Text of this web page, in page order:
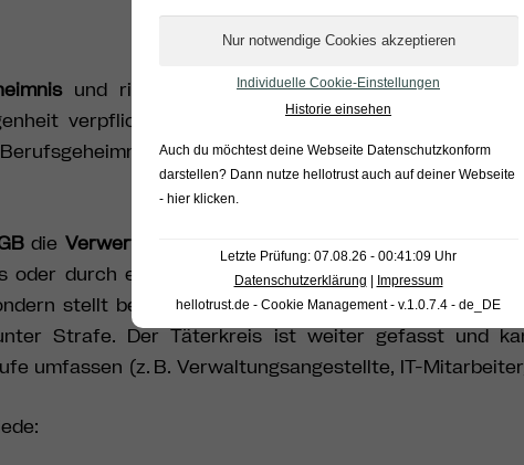
und richtet sich ausschließlich an Personen,
verpflichtet sind. Die Norm stellt die unbefugte
(z. B. Ärzt:innen, Anwält:innen,
die Verwertung eines fremden Geheimnisses
, das
oder durch eine andere berufliche Tätigkeit erlangt
stellt bereits dieVerwendung des Geheimnisses
Strafe. Der Täterkreis ist weiter gefasst und
umfassen (z. B. Verwaltungsangestellte, IT-
Individuelle Cookie-Einstellungen
Historie einsehen
Auch du möchtest deine Webseite Datenschutzkonform
darstellen? Dann nutze hellotrust auch auf deiner Webseite
- hier klicken.
Letzte Prüfung: 07.08.26 - 00:41:09 Uhr
Datenschutzerklärung
Impressum
hellotrust.de - Cookie Management - v.1.0.7.4 - de_DE